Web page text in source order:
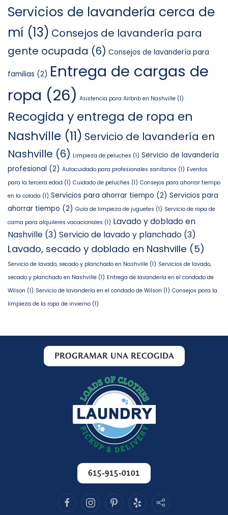
Servicios de lavandería cerca de
mí (13) Consejos de lavandería para
gente ocupada (6) Consejos de lavandería para
familias (2) Entrega de cargas de
ropa (26) Asistencia para Airbnb en Nashville (1)
Recogida y entrega de ropa en
Nashville (11) Servicio de lavandería en
Nashville (6) Limpieza de peluches (1) Servicio de lavandería
profesional (2) Autocuidado para profesionales sanitarios (1) Eventos
para la tercera edad (1) Cuidado de peluches (1) Consejos para ahorrar tiempo
en la colada (1) Servicios para ahorrar tiempo (2) Servicios para
ahorrar tiempo (2) Guía de limpieza de juguetes (1) Servicio de ropa de
cama para alquileres vacacionales (1) Lavado y doblado en
Nashville (3) Servicio de lavado y planchado (3)
Lavado, secado y doblado en Nashville (5)
Servicio de lavado, secado y planchado en Nashville (1) Servicios de lavado,
secado y planchado en Nashville (1) Entrega de lavandería en el condado de
Wilson (1) Servicio de lavandería en el condado de Wilson (1) Consejos para la
limpieza de la ropa de invierno (1)
PROGRAMAR UNA RECOGIDA
615-915-0101